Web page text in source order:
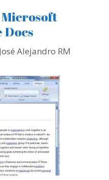
Docs
José Alejandro RM